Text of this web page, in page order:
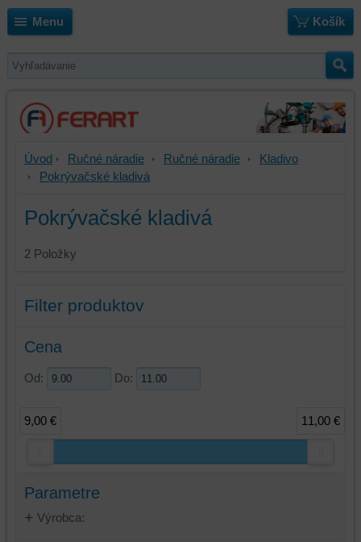
Menu Košík
Úvod Ručné náradie Ručné náradie
Kladivo
Pokrývačské kladivá
Pokrývačské kladivá
2 Položky
Filter produktov
Cena
Od: Do:
9,00 € 11,00 €
Parametre
Výrobca: